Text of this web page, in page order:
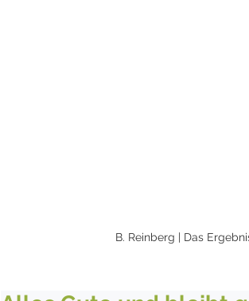
B. Reinberg | Das